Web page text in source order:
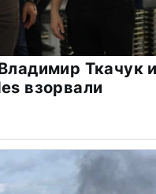
Ткачук
взорвали